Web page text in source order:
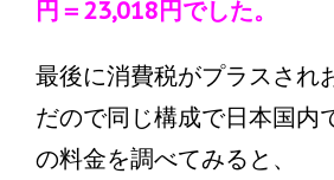
円＝23,018円でした。
最後に消費税がプラスされ
だので同じ構成で日本国内
の料金を調べてみると、